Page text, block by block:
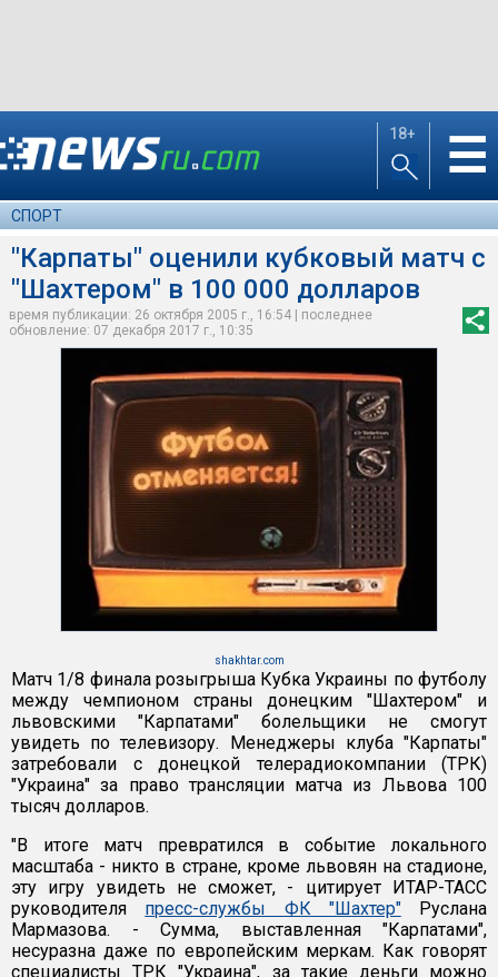
18+ ☰
СПОРТ
"Карпаты" оценили кубковый матч с
"Шахтером" в 100 000 долларов
время публикации: 26 октября 2005 г., 16:54 | последнее
обновление: 07 декабря 2017 г., 10:35
shakhtar.com
Матч 1/8 финала розыгрыша Кубка Украины по футболу
между чемпионом страны донецким "Шахтером" и
львовскими "Карпатами" болельщики не смогут
увидеть по телевизору. Менеджеры клуба "Карпаты"
затребовали с донецкой телерадиокомпании (ТРК)
"Украина" за право трансляции матча из Львова 100
тысяч долларов.
"В итоге матч превратился в событие локального
масштаба - никто в стране, кроме львовян на стадионе,
эту игру увидеть не сможет, - цитирует ИТАР-ТАСС
руководителя пресс-службы ФК "Шахтер"Руслана
Мармазова. - Сумма, выставленная "Карпатами",
несуразна даже по европейским меркам. Как говорят
специалисты ТРК "Украина", за такие деньги можно